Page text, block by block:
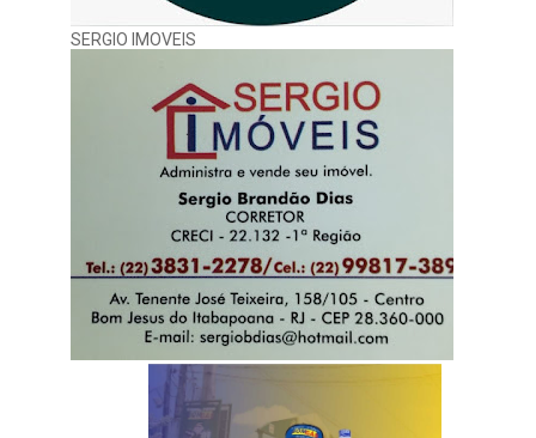
SERGIO IMOVEIS